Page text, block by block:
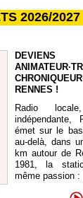
2026/2027
DEVIENS
RENNES !
Radio
indépendante,
émet sur le
au-delà, dans
km autour de
1981, la
même passion :